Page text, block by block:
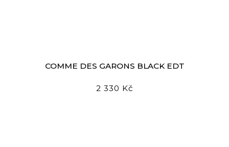
COMME DES GARҪONS BLACK EDT
2 330 Kč